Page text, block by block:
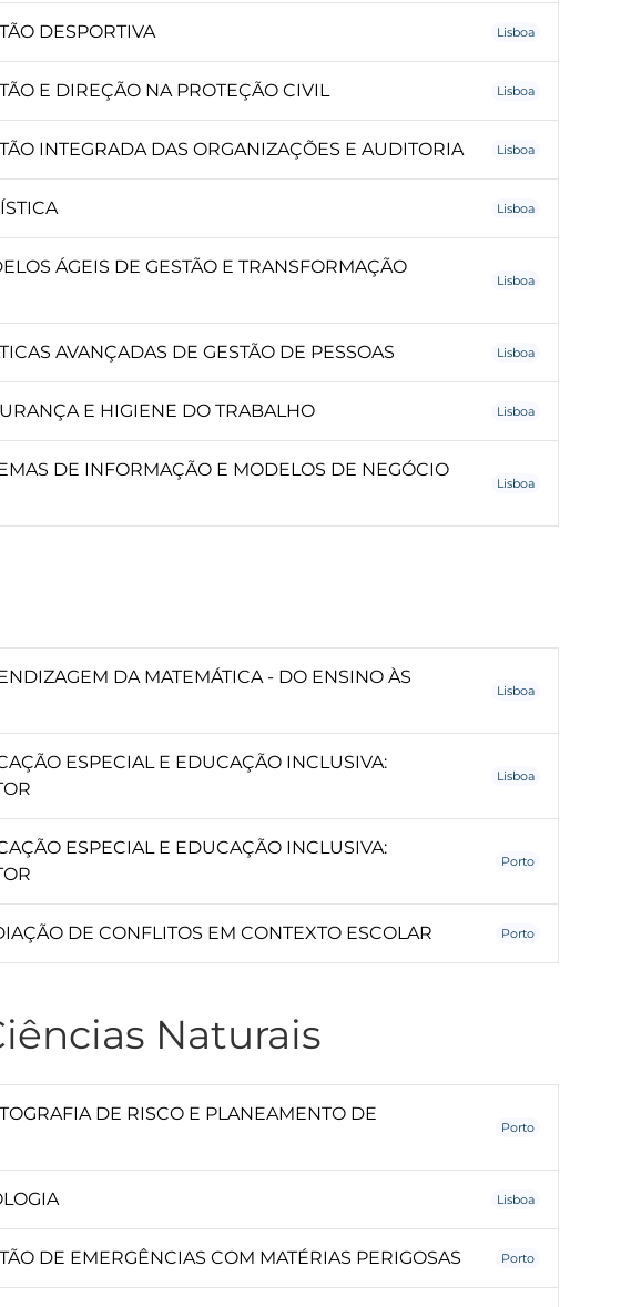
DESPORTIVA Lisboa
E DIREÇÃO NA PROTEÇÃO CIVIL Lisboa
INTEGRADA DAS ORGANIZAÇÕES E AUDITORIA Lisboa
Lisboa
ÁGEIS DE GESTÃO E TRANSFORMAÇÃO
Lisboa
AVANÇADAS DE GESTÃO DE PESSOAS Lisboa
E HIGIENE DO TRABALHO Lisboa
DE INFORMAÇÃO E MODELOS DE NEGÓCIO
Lisboa
DA MATEMÁTICA - DO ENSINO ÀS
Lisboa
ESPECIAL E EDUCAÇÃO INCLUSIVA:
Lisboa
ESPECIAL E EDUCAÇÃO INCLUSIVA:
Porto
DE CONFLITOS EM CONTEXTO ESCOLAR Porto
Naturais
DE RISCO E PLANEAMENTO DE
Porto
Lisboa
DE EMERGÊNCIAS COM MATÉRIAS PERIGOSAS Porto